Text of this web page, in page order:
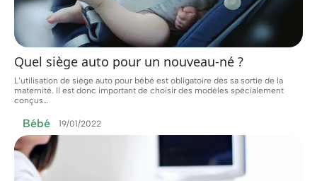
Quel siège auto pour un nouveau-né ?
L’utilisation de siège auto pour bébé est obligatoire dès sa sortie de la
maternité. Il est donc important de choisir des modèles spécialement
conçus…
Bébé 19/01/2022